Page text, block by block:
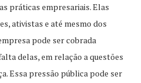
práticas empresariais. Elas
ativistas e até mesmo dos
pode ser cobrada
delas, em relação a questões
Essa pressão pública pode ser